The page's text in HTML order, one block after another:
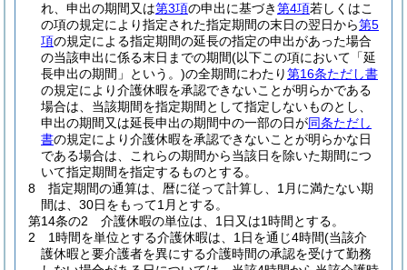
れ、申出の期間又は第3項の申出に基づき第4項若しくはこ
の項の規定により指定された指定期間の末日の翌日から第5
項の規定による指定期間の延長の指定の申出があった場合
の当該申出に係る末日までの期間(以下この項において「延
長申出の期間」という。)の全期間にわたり第16条ただし書
の規定により介護休暇を承認できないことが明らかである
場合は、当該期間を指定期間として指定しないものとし、
申出の期間又は延長申出の期間中の一部の日が同条ただし
書の規定により介護休暇を承認できないことが明らかな日
である場合は、これらの期間から当該日を除いた期間につ
いて指定期間を指定するものとする。
8
指定期間の通算は、暦に従って計算し、1月に満たない期
間は、30日をもって1月とする。
第14条の2
介護休暇の単位は、1日又は1時間とする。
2
1時間を単位とする介護休暇は、1日を通じ4時間(当該介
護休暇と要介護者を異にする介護時間の承認を受けて勤務